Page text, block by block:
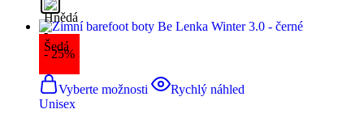
- 25%
Vyberte možnosti
Rychlý náhled
Unisex